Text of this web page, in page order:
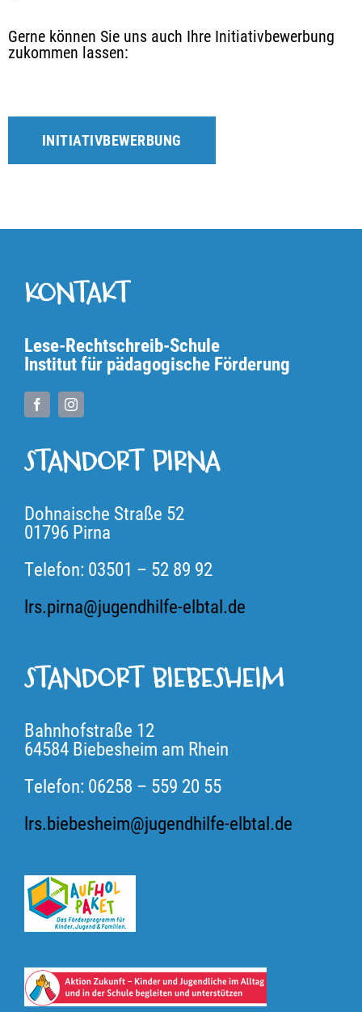
Gerne können Sie uns auch Ihre Initiativbewerbung
zukommen lassen:
INITIATIVBEWERBUNG
KONTAKT
Lese-Rechtschreib-Schule
Institut für pädagogische Förderung
STANDORT PIRNA
Dohnaische Straße 52
01796 Pirna
Telefon: 03501 – 52 89 92
lrs.pirna@jugendhilfe-elbtal.de
STANDORT BIEBESHEIM
Bahnhofstraße 12
64584 Biebesheim am Rhein
Telefon: 06258 – 559 20 55
lrs.biebesheim@jugendhilfe-elbtal.de